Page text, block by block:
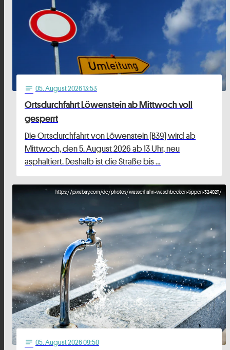
notes 05. August 2026 13:53
Ortsdurchfahrt Löwenstein ab Mittwoch voll
gesperrt
Die Ortsdurchfahrt von Löwenstein (B39) wird ab
Mittwoch, den 5. August 2026 ab 13 Uhr, neu
asphaltiert. Deshalb ist die Straße bis …
https://pixabay.com/de/photos/wasserhahn-waschbecken-tippen-3240211/
notes 05. August 2026 09:50